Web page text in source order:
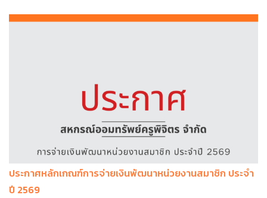
ประกาศหลักเกณฑ์การจ่ายเงินพัฒนาหน่วยงานสมาชิก ประจำ
ปี 2569